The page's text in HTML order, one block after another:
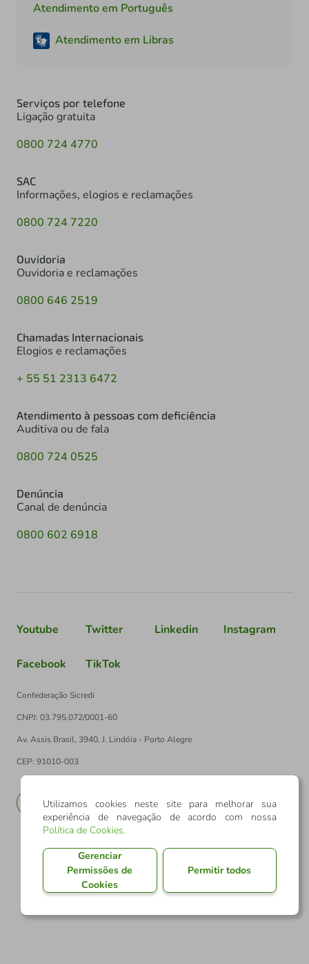
Atendimento em Português
Atendimento em Libras
Serviços por telefone
Ligação gratuita
0800 724 4770
SAC
Informações, elogios e reclamações
0800 724 7220
Ouvidoria
Ouvidoria e reclamações
0800 646 2519
Chamadas Internacionais
Elogios e reclamações
+ 55 51 2313 6472
Atendimento à pessoas com deficiência
Auditiva ou de fala
0800 724 0525
Denúncia
Canal de denúncia
0800 602 6918
Youtube Twitter Linkedin Instagram
Facebook TikTok
Confederação Sicredi
CNPJ: 03.795.072/0001-60
Av. Assis Brasil, 3940, J. Lindóia - Porto Alegre
CEP: 91010-003
EN
Utilizamos cookies neste site para melhorar sua
experiência de navegação de acordo com nossa
Política de Cookies.
Gerenciar
Permissões de
Cookies
Permitir todos